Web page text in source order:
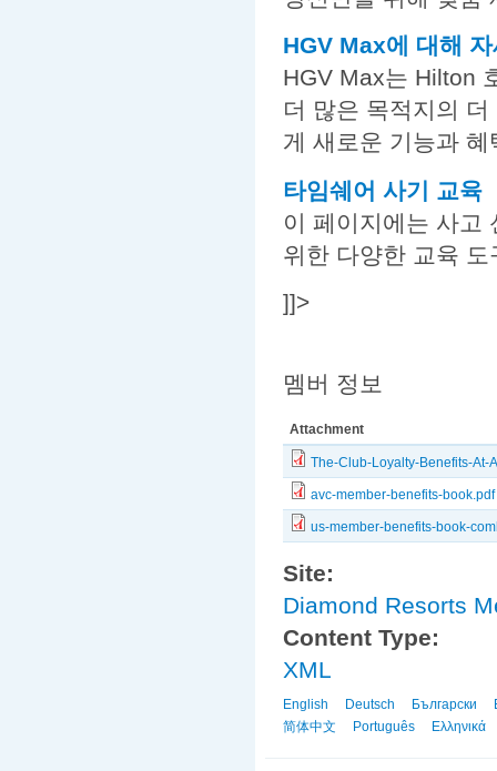
HGV Max에 대해
HGV Max는 Hilton
더 많은 목적지의
게 새로운 기능과
타임쉐어 사기 교육
이 페이지에는 사고
위한 다양한 교육
]]>
멤버 정보
Attachment
The-Club-Loyalty-Benefits-At-
avc-member-benefits-book.pdf
us-member-benefits-book-
Site:
Diamond Resorts
Content Type:
XML
English Deutsch Български
简体中文
Português Ελληνικά